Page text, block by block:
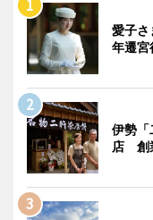
愛子
年遷宮
伊勢「
店 創